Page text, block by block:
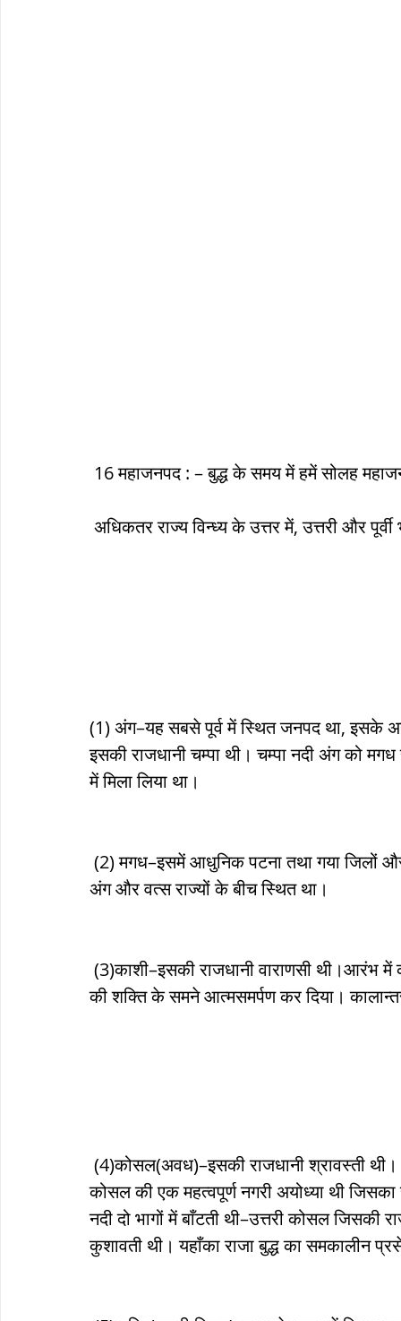
16 महाजनपद : – बुद्ध के समय में हमें सोलह
अधिकतर राज्य विन्ध्य के उत्तर में, उत्तरी और
(1) अंग–यह सबसे पूर्व में स्थित जनपद था, इसके
इसकी राजधानी चम्पा थी। चम्पा नदी अंग को
में मिला लिया था।
अंग और वत्स राज्यों के बीच स्थित था।
की शक्ति के समने आत्मसमर्पण कर दिया।
कोसल की एक महत्वपूर्ण नगरी अयोध्या थी
नदी दो भागों में बाँटती थी–उत्तरी कोसल जिसकी
कुशावती थी। यहाँका राजा बुद्ध का समकालीन